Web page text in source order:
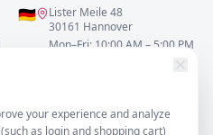
your experience and analyze
as login and shopping cart)
🇩🇪
Lister Meile 48
30161 Hannover
Mon–Fri: 10:00 AM – 5:00 PM